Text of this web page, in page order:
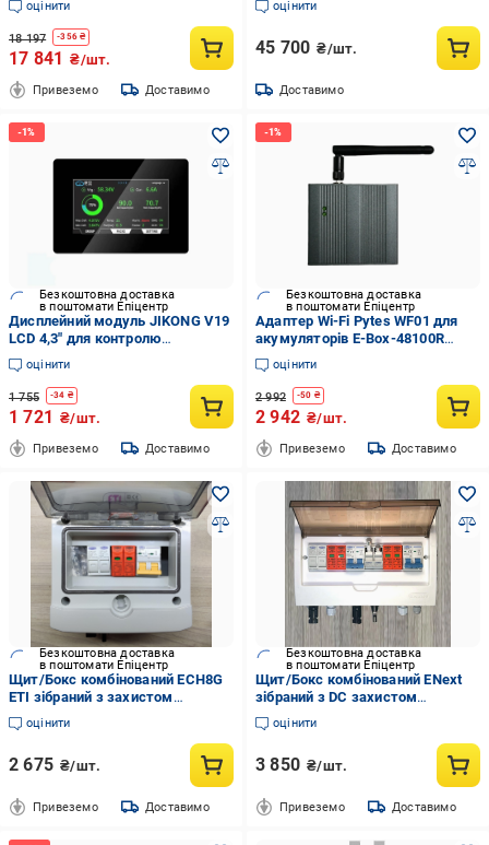
32ГБ Black (RJ45)
оцінити
18 197 -356 ₴
17 841 ₴/шт.
Привеземо Доставимо
оцінити
45 700 ₴/шт.
Доставимо
Безкоштовна доставка
в поштомати Епіцентр
Дисплейний модуль JIKONG V19
LCD 4,3" для контролю
параметрів акумуляторного
блоку (33148798)
оцінити
1 755 -34 ₴
1 721 ₴/шт.
Привеземо Доставимо
Безкоштовна доставка
в поштомати Епіцентр
Адаптер Wi-Fi Pytes WF01 для
акумуляторів E-Box-48100R
(110409100151)
оцінити
2 992 -50 ₴
2 942 ₴/шт.
Привеземо Доставимо
Безкоштовна доставка
в поштомати Епіцентр
Щит/Бокс комбінований ECH8G
ETI зібраний з захистом
сонячних панелей 1 стрінг IP65
оцінити
2 675 ₴/шт.
Привеземо Доставимо
Безкоштовна доставка
в поштомати Епіцентр
Щит/Бокс комбінований ENext
зібраний з DC захистом
сонячних панелей 2 стрінг IP40
12 м
оцінити
3 850 ₴/шт.
Привеземо Доставимо